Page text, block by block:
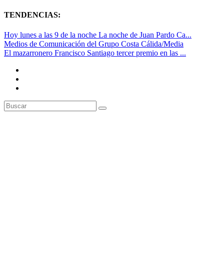
TENDENCIAS:
Hoy lunes a las 9 de la noche La noche de Juan Pardo Ca...
Medios de Comunicación del Grupo Costa Cálida/Media
El mazarronero Francisco Santiago tercer premio en las ...